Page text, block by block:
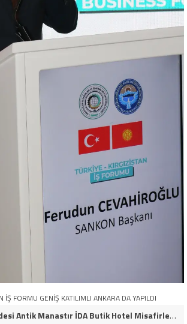
İŞ FORMU GENİŞ KATILIMLI ANKARA DA YAPILDI
Kazdağları’nın Gözdesi Antik Manastır İDA Butik Hotel Misafirlerinden Tam Not Alıyor